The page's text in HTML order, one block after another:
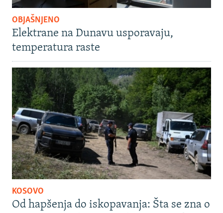
OBJAŠNJENO
Elektrane na Dunavu usporavaju,
temperatura raste
KOSOVO
Od hapšenja do iskopavanja: Šta se zna o